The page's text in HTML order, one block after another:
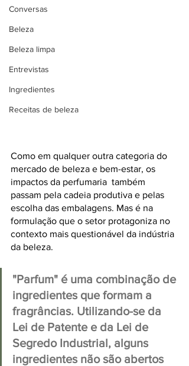
Conversas
Beleza
Beleza limpa
Entrevistas
Ingredientes
Receitas de beleza
Como em qualquer outra categoria do
mercado de beleza e bem-estar, os
impactos da perfumaria  também
passam pela cadeia produtiva e pelas
escolha das embalagens. Mas é na
formulação que o setor protagoniza no
contexto mais questionável da indústria
da beleza.
"Parfum" é uma combinação de
ingredientes que formam a
fragrâncias. Utilizando-se da
Lei de Patente e da Lei de
Segredo Industrial, alguns
ingredientes não são abertos